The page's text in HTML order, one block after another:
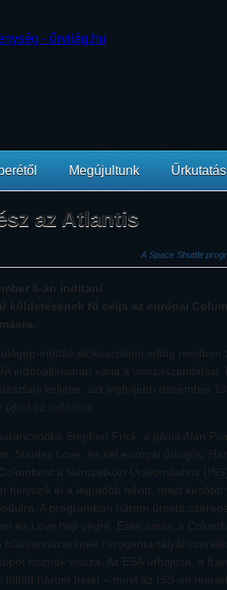
Megújultunk
az Atlantis
A Space Shuttle
6-án indítani
küldetésének fő célja az európai
indítás előkészületei eddig rendben
indítóállásában várja a
kellene, azt legfeljebb december
az indításra.
Stephen Frick, a pilóta Alan
Stanley Love, és két európai űrhajós,
a Nemzetközi Űrállomáshoz
helyezik el a legutóbb felvitt, majd
A programban három űrséta
és Love hajt végre. Ezek során a
hűtőrendszerének nitrogéntartályát
hoznak vissza. Az ESA űrhajósa, a
töltött három hetet – most az ISS-en